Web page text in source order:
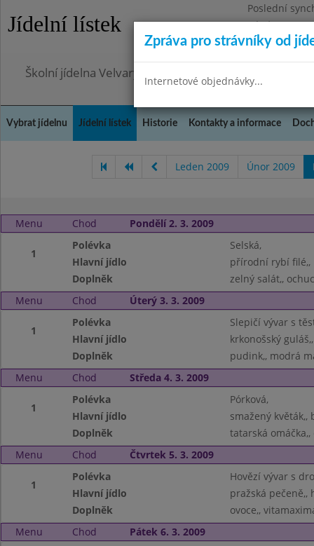
Jídelní lístek
Poslední
Pátek
Omezení
Školní jídelna Velvary, okres Kladno
Vybrat jídelnu Jídelní lístek Historie Kontakty a informace
Leden 2009 Únor 2009
Menu Chod Pondělí 2. 3. 2009
1
Polévka
Selská,
Hlavní jídlo
přírodní rybí filé,,
Doplněk
zelný salát,,
Menu
Chod Úterý 3. 3. 2009
1
Polévka
Slepičí vývar s
Hlavní jídlo
krkonošský
Doplněk
pudink,, modrá
Menu
Chod Středa 4. 3. 2009
1
Polévka
Pórková,
Hlavní jídlo
smažený květák,,
Doplněk
tatarská
Menu
Chod Čtvrtek 5. 3. 2009
1
Polévka
Hovězí vývar s
Hlavní jídlo
pražská pečeně,,
Doplněk
ovoce,,
Menu
Chod Pátek 6. 3. 2009
Zpráva pro strávníky od
Internetové objednávky...